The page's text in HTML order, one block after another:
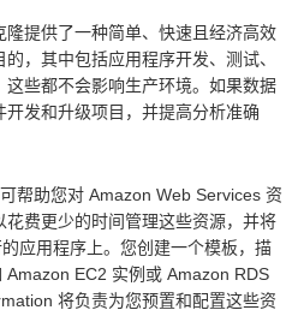
提供了一种简单、快速且经济高效
，其中包括应用程序开发、测试、
些都不会影响生产环境。如果数据
发和升级项目，并提高分析准确
帮助您对 Amazon Web Services 资
费更少的时间管理这些资源，并将
应用程序上。您创建一个模板，描
Amazon EC2 实例或 Amazon RDS
将负责为您预置和配置这些资